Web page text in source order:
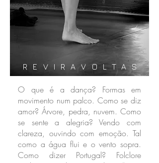
REVIRAVOLTAS
O que é a dança? Formas em
movimento num palco. Como se diz
amor? Árvore, pedra, nuvem. Como
se sente a alegria? Vendo com
clareza, ouvindo com emoção. Tal
como a água flui e o vento sopra.
Como dizer Portugal? Folclore